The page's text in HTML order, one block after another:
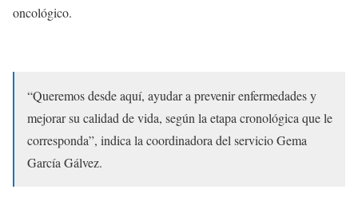
oncológico.
“Queremos desde aquí, ayudar a prevenir enfermedades y
mejorar su calidad de vida, según la etapa cronológica que le
corresponda”, indica la coordinadora del servicio Gema
García Gálvez.